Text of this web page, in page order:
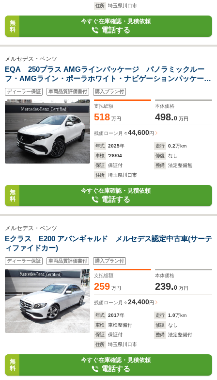
住所
埼玉県川口市
無
料
今すぐ在庫確認・見積依頼
電話する
メルセデス・ベンツ
EQA 250プラス AMGラインパッケージ パノラミックルー
フ・AMGライン・ポーラホワイト・ナビゲーションパッケージ
(2501)
ディーラー保証 車両品質評価書付 購入プラン付
支払総額
518 万円
本体価格
498.0 万円
残価ローン 月々44,600円
年式 2025年 走行 0.2万km
車検
'28/04 修復
なし
保証
保証付 整備
法定整備無
住所
埼玉県川口市
無
料
今すぐ在庫確認・見積依頼
電話する
メルセデス・ベンツ
Eクラス E200 アバンギャルド メルセデス認定中古車(サーテ
ィファイドカー)
ディーラー保証 車両品質評価書付 購入プラン付
支払総額
259 万円
本体価格
239.0 万円
残価ローン 月々24,400円
年式 2017年 走行 1.0万km
車検
車検整備付 修復
なし
保証
保証付 整備
法定整備付
住所
埼玉県川口市
無
料
今すぐ在庫確認・見積依頼
電話する